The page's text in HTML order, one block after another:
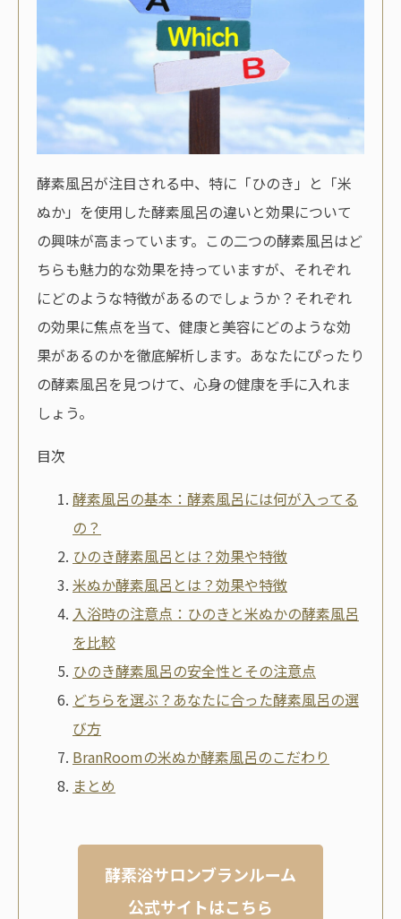
酵素風呂が注目される中、特に「ひのき」と「米
ぬか」を使用した酵素風呂の違いと効果について
の興味が高まっています。この二つの酵素風呂はど
ちらも魅力的な効果を持っていますが、それぞれ
にどのような特徴があるのでしょうか？それぞれ
の効果に焦点を当て、健康と美容にどのような効
果があるのかを徹底解析します。あなたにぴったり
の酵素風呂を見つけて、心身の健康を手に入れま
しょう。
目次
酵素風呂の基本：酵素風呂には何が入ってる
の？
ひのき酵素風呂とは？効果や特徴
米ぬか酵素風呂とは？効果や特徴
入浴時の注意点：ひのきと米ぬかの酵素風呂
を比較
ひのき酵素風呂の安全性とその注意点
どちらを選ぶ？あなたに合った酵素風呂の選
び方
BranRoomの米ぬか酵素風呂のこだわり
まとめ
酵素浴サロンブランルーム
公式サイトはこちら